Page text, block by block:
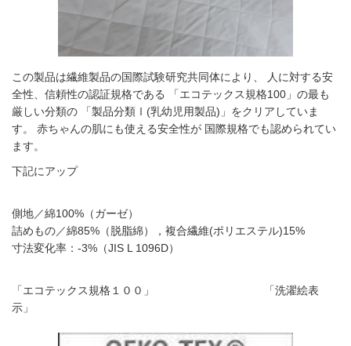
この製品は繊維製品の国際試験研究共同体により、 人に対する安
全性、信頼性の認証規格である 「エコテックス規格100」の最も
厳しい分類の 「製品分類Ⅰ(乳幼児用製品)」をクリアしていま
す。 赤ちゃんの肌にも使える安全性が 国際規格でも認められてい
ます。
下記にアップ
側地／綿100%（ガーゼ）
詰めもの／綿85%（脱脂綿），複合繊維(ポリエステル)15%
寸法変化率：-3%（JIS L 1096D）
「エコテックス規格１００」 「洗濯絵表
示」